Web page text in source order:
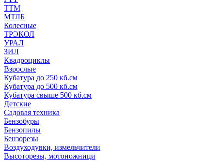
ТТМ
МТЛБ
Колесные
ТРЭКОЛ
УРАЛ
ЗИЛ
Квадроциклы
Взрослые
Кубатура до 250 кб.см
Кубатура до 500 кб.см
Кубатура свыше 500 кб.см
Детские
Садовая техника
Бензобуры
Бензопилы
Бензорезы
Воздуходувки, измельчители
Высоторезы, мотоножници